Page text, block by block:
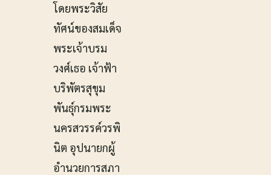
โดยพระวิสัย
ทัศน์ของสมเด็จ
พระเจ้าบรม
วงศ์เธอ เจ้าฟ้า
บริพัตรสุขุม
พันธุ์กรมพระ
นครสวรรค์วรพิ
นิต อุปนายกผู้
อำนวยการสภา